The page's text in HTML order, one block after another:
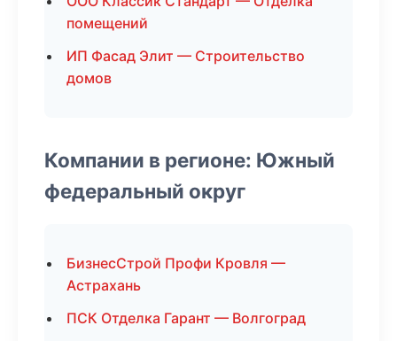
помещений
ИП Фасад Элит — Строительство
домов
Компании в регионе: Южный
федеральный округ
БизнесСтрой Профи Кровля —
Астрахань
ПСК Отделка Гарант — Волгоград